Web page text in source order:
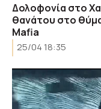
Δολοφονία στο
θανάτου στο
Mafia
25/04 18:35